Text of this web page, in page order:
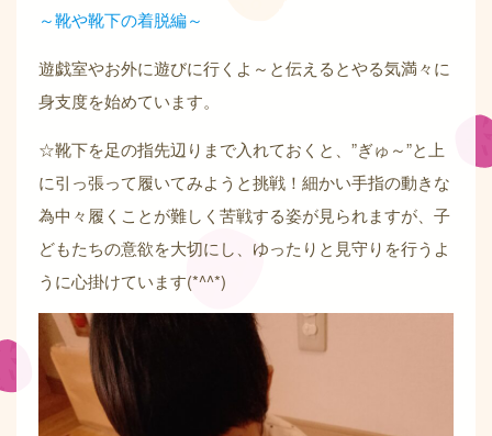
～靴や靴下の着脱編～
遊戯室やお外に遊びに行くよ～と伝えるとやる気満々に
身支度を始めています。
☆靴下を足の指先辺りまで入れておくと、”ぎゅ～”と上
に引っ張って履いてみようと挑戦！細かい手指の動きな
為中々履くことが難しく苦戦する姿が見られますが、子
どもたちの意欲を大切にし、ゆったりと見守りを行うよ
うに心掛けています(*^^*)